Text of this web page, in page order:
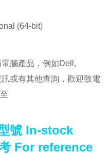
(64-bit)
腦產品，例如Dell,
或有其他查詢，歡迎致電
至
號 In-stock
For reference